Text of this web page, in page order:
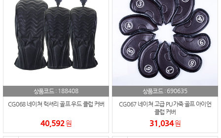
상품코드 : 188408
CG068 네이쳐 럭셔리 골프 우드 클럽 커버
40,592원
상품코드 : 690635
CG067 네이쳐 고급 PU가죽 골프 아이언
클럽 커버
31,034원